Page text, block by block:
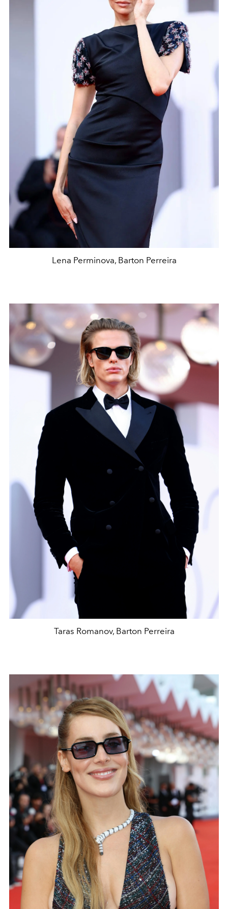
Lena Perminova, Barton Perreira
Taras Romanov, Barton Perreira